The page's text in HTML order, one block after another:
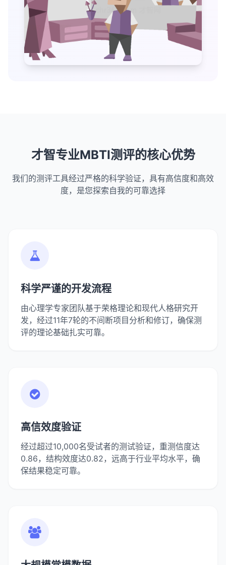
才智专业MBTI测评的核心优势
我们的测评工具经过严格的科学验证，具有高信度和高效
度，是您探索自我的可靠选择
科学严谨的开发流程
由心理学专家团队基于荣格理论和现代人格研究开
发，经过11年7轮的不间断项目分析和修订，确保测
评的理论基础扎实可靠。
高信效度验证
经过超过10,000名受试者的测试验证，重测信度达
0.86，结构效度达0.82，远高于行业平均水平，确
保结果稳定可靠。